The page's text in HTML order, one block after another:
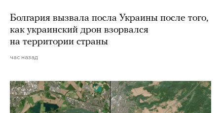
Болгария вызвала посла Украины после того,
как украинский дрон взорвался
на территории страны
час назад